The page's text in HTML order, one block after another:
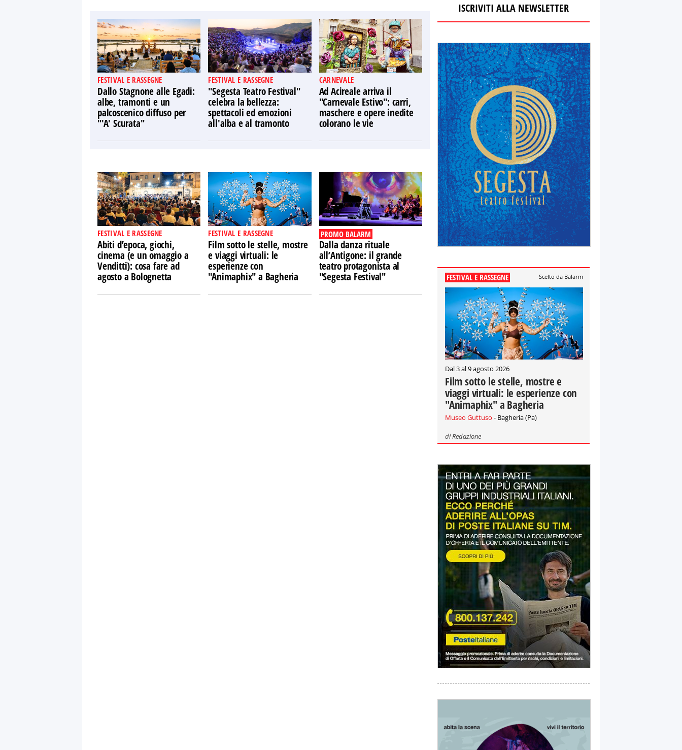
FESTIVAL E RASSEGNE
Dallo Stagnone alle Egadi:
albe, tramonti e un
palcoscenico diffuso per
"'A' Scurata"
FESTIVAL E RASSEGNE
"Segesta Teatro Festival"
celebra la bellezza:
spettacoli ed emozioni
all'alba e al tramonto
CARNEVALE
Ad Acireale arriva il
"Carnevale Estivo": carri,
maschere e opere inedite
colorano le vie
FESTIVAL E RASSEGNE
Abiti d’epoca, giochi,
cinema (e un omaggio a
Venditti): cosa fare ad
agosto a Bolognetta
FESTIVAL E RASSEGNE
Film sotto le stelle, mostre
e viaggi virtuali: le
esperienze con
"Animaphix" a Bagheria
PROMO BALARM
Dalla danza rituale
all’Antigone: il grande
teatro protagonista al
"Segesta Festival"
ISCRIVITI ALLA NEWSLETTER
FESTIVAL E RASSEGNE Scelto da Balarm
Dal 3 al 9 agosto 2026
Film sotto le stelle, mostre e
viaggi virtuali: le esperienze con
"Animaphix" a Bagheria
Museo Guttuso - Bagheria (Pa)
diRedazione